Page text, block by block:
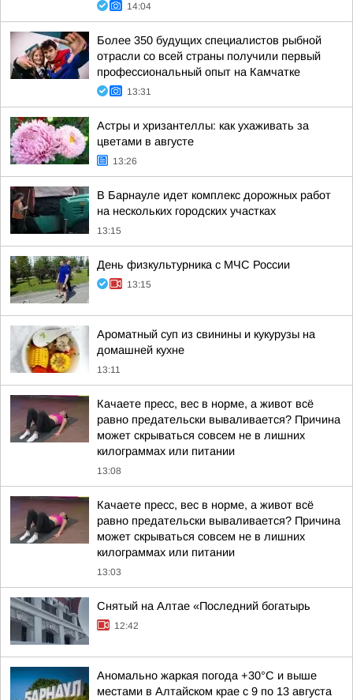
14:04
Более 350 будущих специалистов рыбной
отрасли со всей страны получили первый
профессиональный опыт на Камчатке
13:31
Астры и хризантеллы: как ухаживать за
цветами в августе
13:26
В Барнауле идет комплекс дорожных работ
на нескольких городских участках
13:15
День физкультурника с МЧС России
13:15
Ароматный суп из свинины и кукурузы на
домашней кухне
13:11
Качаете пресс, вес в норме, а живот всё
равно предательски вываливается? Причина
может скрываться совсем не в лишних
килограммах или питании
13:08
Качаете пресс, вес в норме, а живот всё
равно предательски вываливается? Причина
может скрываться совсем не в лишних
килограммах или питании
13:03
Снятый на Алтае «Последний богатырь
12:42
Аномально жаркая погода +30°С и выше
местами в Алтайском крае с 9 по 13 августа